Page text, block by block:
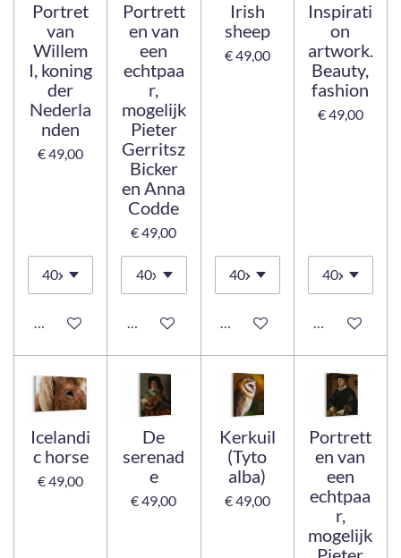
Portret
van
Willem
I, koning
der
Nederla
nden
€ 49,00
Bekijk details
Portrett
en van
een
echtpaa
r,
mogelijk
Pieter
Gerritsz
Bicker
en Anna
Codde
€ 49,00
Bekijk details
Irish
sheep
€ 49,00
Bekijk details
Inspirati
on
artwork.
Beauty,
fashion
€ 49,00
Bekijk details
Icelandi
c horse
€ 49,00
De
serenad
e
€ 49,00
Kerkuil
(Tyto
alba)
€ 49,00
Portrett
en van
een
echtpaa
r,
mogelijk